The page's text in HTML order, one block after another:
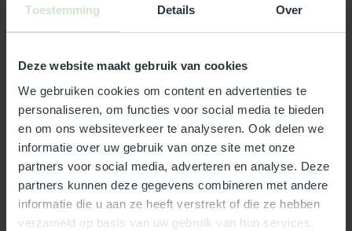
Toestemming Details Over
Deze website maakt gebruik van cookies
We gebruiken cookies om content en advertenties te
personaliseren, om functies voor social media te bieden
en om ons websiteverkeer te analyseren. Ook delen we
informatie over uw gebruik van onze site met onze
partners voor social media, adverteren en analyse. Deze
partners kunnen deze gegevens combineren met andere
informatie die u aan ze heeft verstrekt of die ze hebben
verzameld op basis van uw gebruik van hun services.
Productomschrijving
Specificaties
Reviews
Wat ons écht bijzonder maakt:
Officieel Skylux dealer!